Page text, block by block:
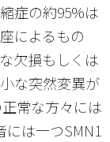
症の約95%は
によるもの
欠損もしくは
な突然変異が
常な方々には
は一つSMN1